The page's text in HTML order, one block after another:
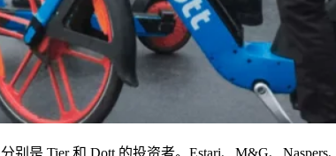
别是 Tier和 Dott 的投资者。 Estari、 M&G、 Naspers、